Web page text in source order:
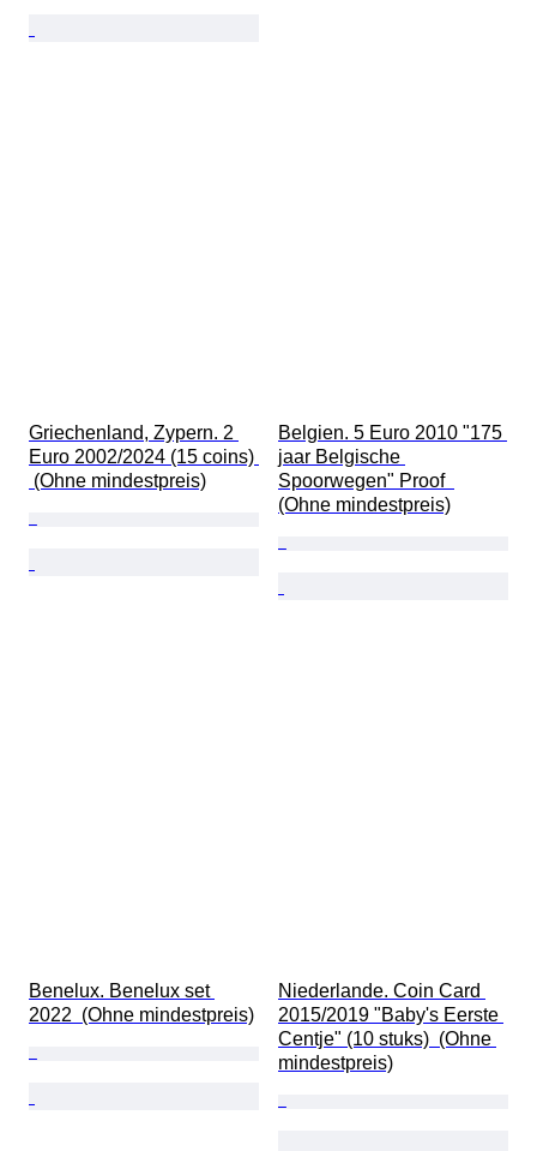
Griechenland, Zypern. 2
Euro 2002/2024 (15 coins)
(Ohne mindestpreis)
Belgien. 5 Euro 2010 "175
jaar Belgische
Spoorwegen" Proof
(Ohne mindestpreis)
Benelux. Benelux set
2022  (Ohne mindestpreis)
Niederlande. Coin Card
2015/2019 "Baby's Eerste
Centje" (10 stuks)  (Ohne
mindestpreis)